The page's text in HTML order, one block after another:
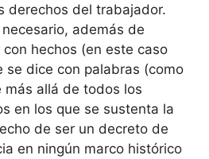
derechos del trabajador.
además de
hechos (en este caso
se dice con palabras (como
más allá de todos los
en los que se sustenta la
de ser un decreto de
en ningún marco histórico